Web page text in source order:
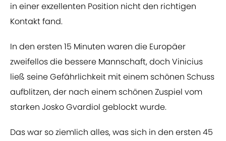
in einer exzellenten Position nicht den richtigen
Kontakt fand.
In den ersten 15 Minuten waren die Europäer
zweifellos die bessere Mannschaft, doch Vinicius
ließ seine Gefährlichkeit mit einem schönen Schuss
aufblitzen, der nach einem schönen Zuspiel vom
starken Josko Gvardiol geblockt wurde.
Das war so ziemlich alles, was sich in den ersten 45